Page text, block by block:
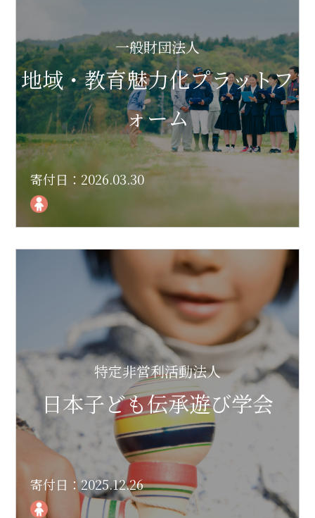
一般財団法人
地域・教育魅力化プラットフ
ォーム
寄付日：2026.03.30
特定非営利活動法人
日本子ども伝承遊び学会
寄付日：2025.12.26